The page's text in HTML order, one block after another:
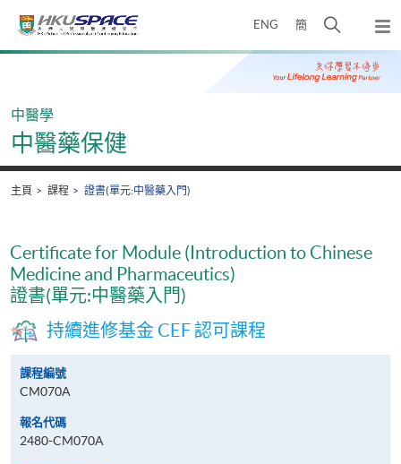
ENG 簡
開
搜
尋
彈
出
主
Main
中醫學
中醫藥保健
主頁 課程 證書(單元:中醫藥入門)
Certificate for Module (Introduction to Chinese
Medicine and Pharmaceutics)
證書(單元:中醫藥入門)
持續進修基金 CEF 認可課程
課程編號
CM070A
報名代碼
2480-CM070A